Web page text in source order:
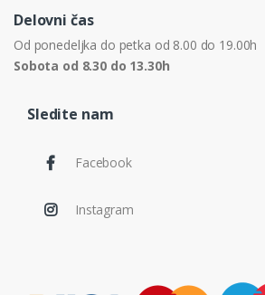
Delovni čas
Od ponedeljka do petka od 8.00 do 19.00h
Sobota od 8.30 do 13.30h
Sledite nam
Facebook
Instagram